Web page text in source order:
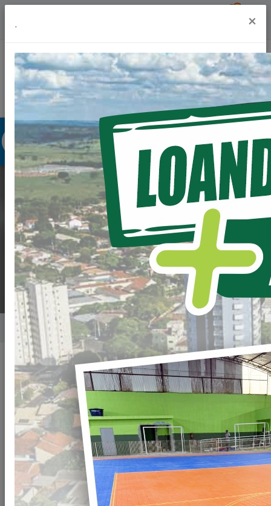
SÃO MAIS DE R$ 35
MILHÕES DE REAIS
EM PAVIMENTAÇÃO.
Home Notícias
Publicado em: 27/05/2022 19:00
Compartilhar WHATSAPP
. ×